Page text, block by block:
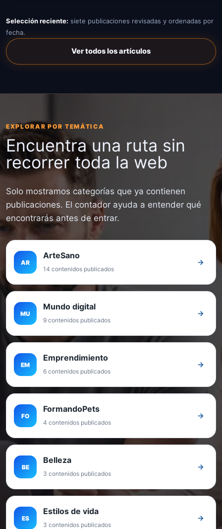
Selección reciente: siete publicaciones revisadas y ordenadas por
fecha.
Ver todos los artículos
EXPLORAR POR TEMÁTICA
Encuentra una ruta sin
recorrer toda la web
Solo mostramos categorías que ya contienen
publicaciones. El contador ayuda a entender qué
encontrarás antes de entrar.
AR
ArteSano
14 contenidos publicados
→
MU
Mundo digital
9 contenidos publicados
→
EM
Emprendimiento
6 contenidos publicados
→
FO
FormandoPets
4 contenidos publicados
→
BE
Belleza
3 contenidos publicados
→
ES
Estilos de vida
3 contenidos publicados
→